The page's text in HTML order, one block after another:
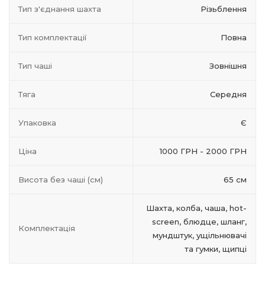
Тип з'єднання шахта Різьблення
Тип комплектації Повна
Тип чаші Зовнішня
Тяга Середня
Упаковка Є
Ціна 1000 ГРН - 2000 ГРН
Висота без чаші (см) 65 см
Комплектація
Шахта, колба, чаша, hot-
screen, блюдце, шланг,
мундштук, ущільнювачі
та гумки, щипці